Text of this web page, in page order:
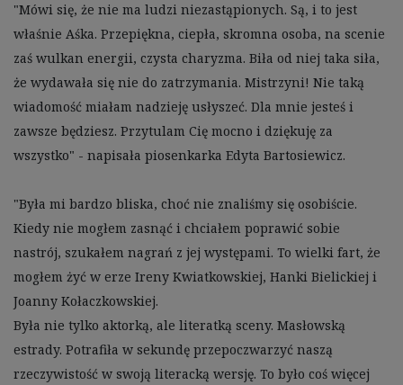
"Mówi się, że nie ma ludzi niezastąpionych. Są, i to jest
właśnie Aśka. Przepiękna, ciepła, skromna osoba, na scenie
zaś wulkan energii, czysta charyzma. Biła od niej taka siła,
że wydawała się nie do zatrzymania. Mistrzyni! Nie taką
wiadomość miałam nadzieję usłyszeć. Dla mnie jesteś i
zawsze będziesz. Przytulam Cię mocno i dziękuję za
wszystko" - napisała piosenkarka Edyta Bartosiewicz.
"Była mi bardzo bliska, choć nie znaliśmy się osobiście.
Kiedy nie mogłem zasnąć i chciałem poprawić sobie
nastrój, szukałem nagrań z jej występami. To wielki fart, że
mogłem żyć w erze Ireny Kwiatkowskiej, Hanki Bielickiej i
Joanny Kołaczkowskiej.
Była nie tylko aktorką, ale literatką sceny. Masłowską
estrady. Potrafiła w sekundę przepoczwarzyć naszą
rzeczywistość w swoją literacką wersję. To było coś więcej